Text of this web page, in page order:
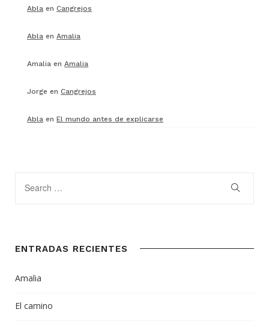
Abla en Cangrejos
Abla en Amalia
Amalia en Amalia
Jorge en Cangrejos
Abla en El mundo antes de explicarse
ENTRADAS RECIENTES
Amalia
El camino